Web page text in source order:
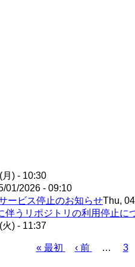
) - 10:30
01/2026 - 09:10
ービス停止のお知らせThu,
伴うリポジトリの利用停止に
) - 11:37
First
« 最初
Previous
‹ 前 … 3